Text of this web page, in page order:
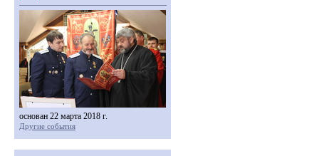
основан 22 марта 2018 г.
Другие события